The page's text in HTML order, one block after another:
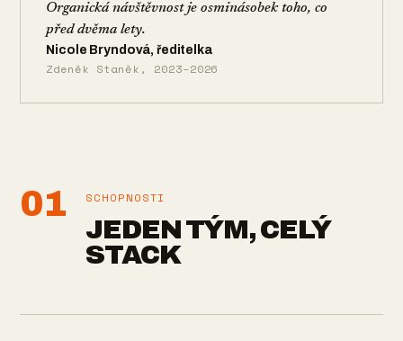
01 SCHOPNOSTI
JEDEN TÝM, CELÝ
STACK
Organická návštěvnost je osminásobek toho, co
před dvěma lety.
Nicole Bryndová, ředitelka
Zdeněk Staněk, 2023–2026